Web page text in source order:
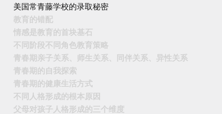
美国常青藤学校的录取秘密
教育的错配
情感是教育的首块基石
不同阶段不同角色教育策略
青春期亲子关系、师生关系、同伴关系、异性关系
青春期的自我探索
青春期的健康生活方式
不同人格形成的根本原因
父母对孩子人格形成的三个维度